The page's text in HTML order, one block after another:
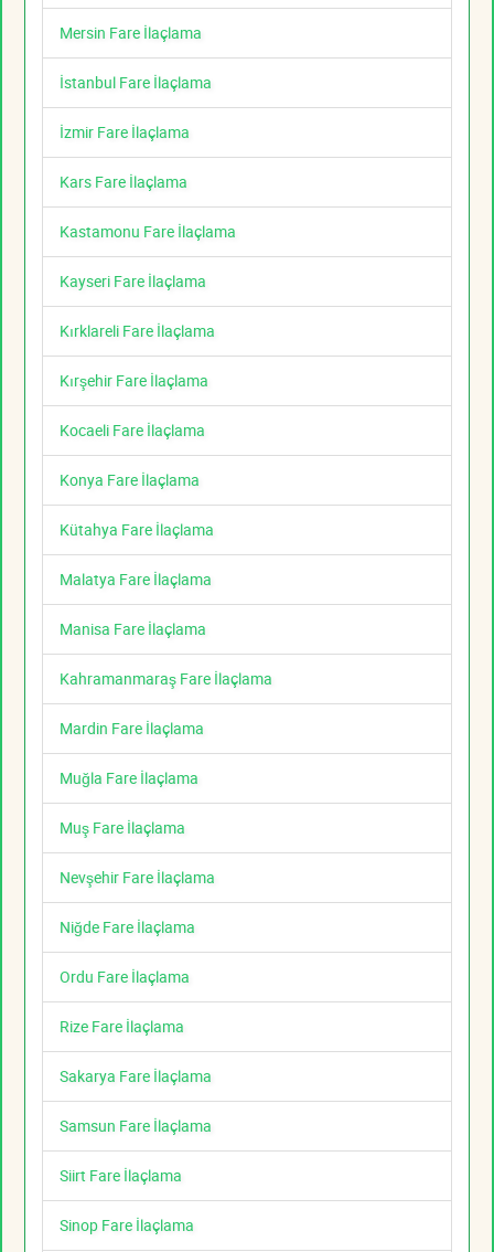
Mersin Fare İlaçlama
İstanbul Fare İlaçlama
İzmir Fare İlaçlama
Kars Fare İlaçlama
Kastamonu Fare İlaçlama
Kayseri Fare İlaçlama
Kırklareli Fare İlaçlama
Kırşehir Fare İlaçlama
Kocaeli Fare İlaçlama
Konya Fare İlaçlama
Kütahya Fare İlaçlama
Malatya Fare İlaçlama
Manisa Fare İlaçlama
Kahramanmaraş Fare İlaçlama
Mardin Fare İlaçlama
Muğla Fare İlaçlama
Muş Fare İlaçlama
Nevşehir Fare İlaçlama
Niğde Fare İlaçlama
Ordu Fare İlaçlama
Rize Fare İlaçlama
Sakarya Fare İlaçlama
Samsun Fare İlaçlama
Siirt Fare İlaçlama
Sinop Fare İlaçlama